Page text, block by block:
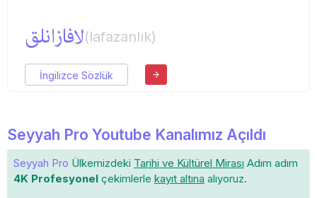
لافازانلق(lafazanlık)
İngilizce Sözlük
Seyyah Pro Youtube Kanalımız Açıldı
Seyyah Pro Ülkemizdeki Tarihi ve Kültürel Mirası Adım adım
4K Profesyonel çekimlerle kayıt altına alıyoruz.